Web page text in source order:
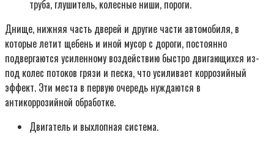
труба, глушитель, колесные ниши, пороги.
Днище, нижняя часть дверей и другие части автомобиля, в
которые летит щебень и иной мусор с дороги, постоянно
подвергаются усиленному воздействию быстро двигающихся из-
под колес потоков грязи и песка, что усиливает коррозийный
эффект. Эти места в первую очередь нуждаются в
антикоррозийной обработке.
Двигатель и выхлопная система.